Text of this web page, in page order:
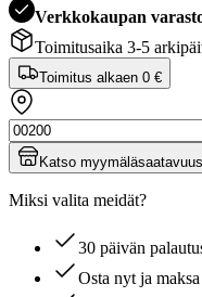
Verkkokaupan
Toimitusaika 3-5
Toimitus alkaen 0 €
Katso myymäläsaatavuus
Miksi valita meidät?
30 päivän
Osta nyt ja